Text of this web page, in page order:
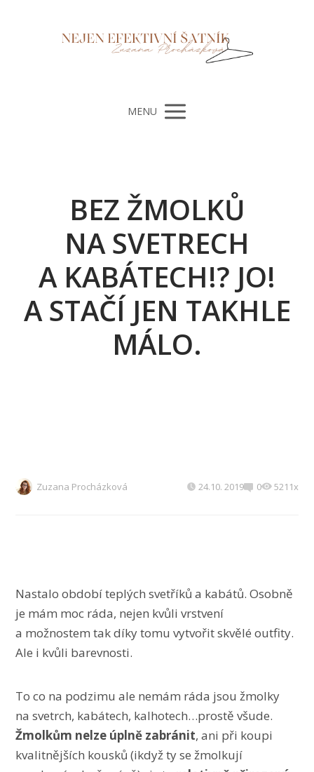
MENU
BEZ ŽMOLKŮ
NA SVETRECH
A KABÁTECH!? JO!
A STAČÍ JEN TAKHLE
MÁLO.
Zuzana Procházková 24.10. 2019 0 5211x
Nastalo období teplých svetříků a kabátů. Osobně
je mám moc ráda, nejen kvůli vrstvení
a možnostem tak díky tomu vytvořit skvělé outfity.
Ale i kvůli barevnosti.
To co na podzimu ale nemám ráda jsou žmolky
na svetrch, kabátech, kalhotech…prostě všude.
Žmolkům nelze úplně zabránit, ani při koupi
kvalitnějších kousků (ikdyž ty se žmolkují